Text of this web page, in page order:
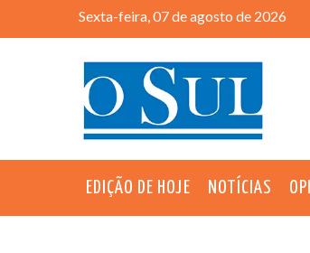
Sexta-feira, 07 de agosto de 2026
EDIÇÃO DE HOJE NOTÍCIAS